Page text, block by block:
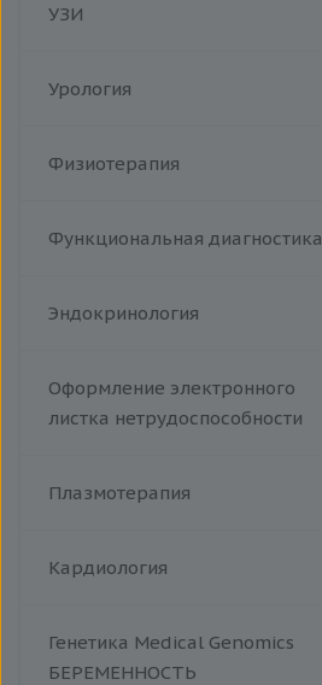
Сыпной тиф (болезнь Брилля-
Гемолитический стрептококк
УЗИ
Урология
Физиотерапия
Функциональная диагностика
Эндокринология
Оформление электронного
листка нетрудоспособности
Плазмотерапия
Кардиология
Генетика Medical Genomics
БЕРЕМЕННОСТЬ